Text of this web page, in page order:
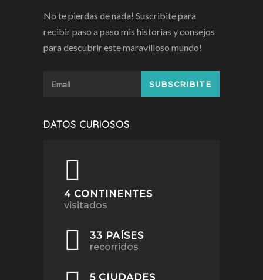
No te pierdas de nada! Suscribite para
recibir paso a paso mis historias y consejos
para descubrir este maravilloso mundo!
DATOS CURIOSOS
4 CONTINENTES
visitados
33 PAÍSES
recorridos
5 CIUDADES